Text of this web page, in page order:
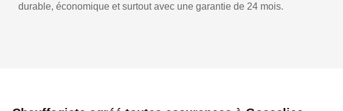
durable, économique et surtout avec une garantie de 24 mois.